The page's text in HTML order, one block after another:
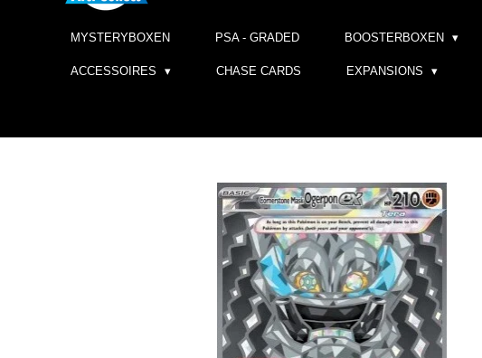
MYSTERYBOXEN PSA - GRADED BOOSTERBOXEN
ACCESSOIRES CHASE CARDS EXPANSIONS